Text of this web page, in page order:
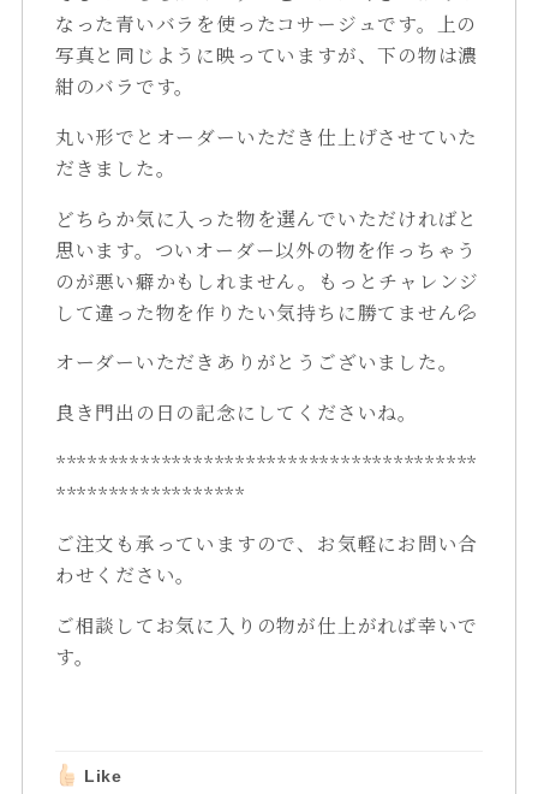
なった青いバラを使ったコサージュです。上の
写真と同じように映っていますが、下の物は濃
紺のバラです。
丸い形でとオーダーいただき仕上げさせていた
だきました。
どちらか気に入った物を選んでいただければと
思います。ついオーダー以外の物を作っちゃう
のが悪い癖かもしれません。もっとチャレンジ
して違った物を作りたい気持ちに勝てません💦
オーダーいただきありがとうございました。
良き門出の日の記念にしてくださいね。
****************************************
******************
ご注文も承っていますので、お気軽にお問い合
わせください。
ご相談してお気に入りの物が仕上がれば幸いで
す。
Like